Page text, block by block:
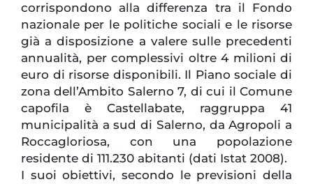
corrispondono alla differenza tra il Fondo
nazionale per le politiche sociali e le risorse
già a disposizione a valere sulle precedenti
annualità, per complessivi oltre 4 milioni di
euro di risorse disponibili. Il Piano sociale di
zona dell’Ambito Salerno 7, di cui il Comune
capofila è Castellabate, raggruppa 41
municipalità a sud di Salerno, da Agropoli a
Roccagloriosa, con una popolazione
residente di 111.230 abitanti (dati Istat 2008).
I suoi obiettivi, secondo le previsioni della